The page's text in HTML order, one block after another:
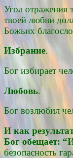
Угол отражения
твоей любви
Божьих
Избрание.
Бог избирает
Любовь.
Бог возлюбил
И как
Бог обещает:
безопасность